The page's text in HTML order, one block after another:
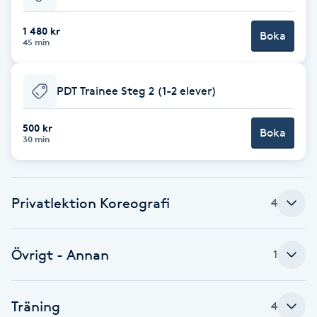
Babylights
Balayage
Barber
Blowout
Bottenfärg
1 480 kr
45 min Boka
PDT Trainee Steg 2 (1-2 elever)
500 kr
30 min Boka
Privatlektion Koreografi 4
Övrigt - Annan 1
Träning 4